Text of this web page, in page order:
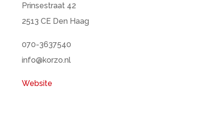
Prinsestraat 42
2513 CE Den Haag
070-3637540
info@korzo.nl
Website